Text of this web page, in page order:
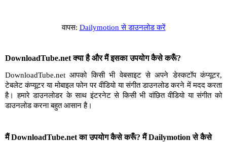
वापस: Dailymotion से डाउनलोड करें
DownloadTube.net क्या है और मैं इसका उपयोग कैसे करूँ?
DownloadTube.net आपको किसी भी वेबसाइट से अपने डेस्कटॉप कंप्यूटर,
टेबलेट कंप्यूटर या मोबाइल फोन पर वीडियो या संगीत डाउनलोड करने में मदद करता
है। हमारे डाउनलोडर के साथ इंटरनेट से किसी भी वांछित वीडियो या संगीत को
डाउनलोड करना बहुत आसान है।
मैं DownloadTube.net का उपयोग कैसे करूँ? मैं Dailymotion से कैसे